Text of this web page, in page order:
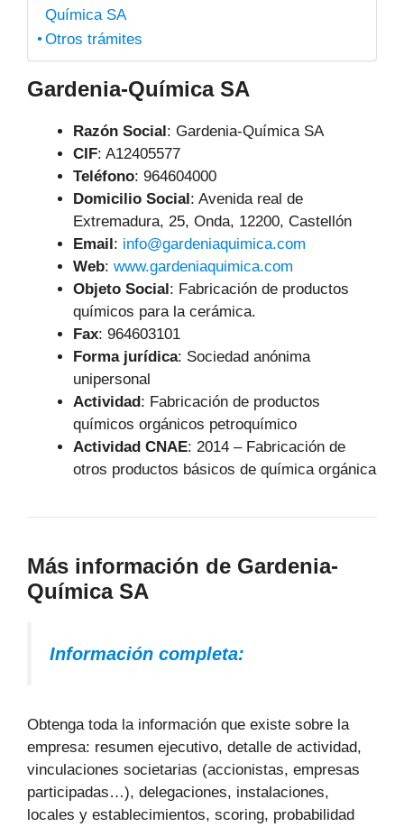
Química SA
Otros trámites
Gardenia-Química SA
Razón Social: Gardenia-Química SA
CIF: A12405577
Teléfono: 964604000
Domicilio Social: Avenida real de
Extremadura, 25, Onda, 12200, Castellón
Email: info@gardeniaquimica.com
Web: www.gardeniaquimica.com
Objeto Social: Fabricación de productos
químicos para la cerámica.
Fax: 964603101
Forma jurídica: Sociedad anónima
unipersonal
Actividad: Fabricación de productos
químicos orgánicos petroquímico
Actividad CNAE: 2014 – Fabricación de
otros productos básicos de química orgánica
Más información de Gardenia-
Química SA
Información completa:
Obtenga toda la información que existe sobre la
empresa: resumen ejecutivo, detalle de actividad,
vinculaciones societarias (accionistas, empresas
participadas…), delegaciones, instalaciones,
locales y establecimientos, scoring, probabilidad